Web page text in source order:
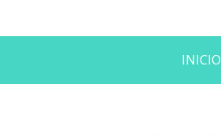
INICIO